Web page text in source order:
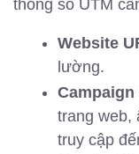
thông số UTM
Website
lường.
Campaign
trang
truy cập